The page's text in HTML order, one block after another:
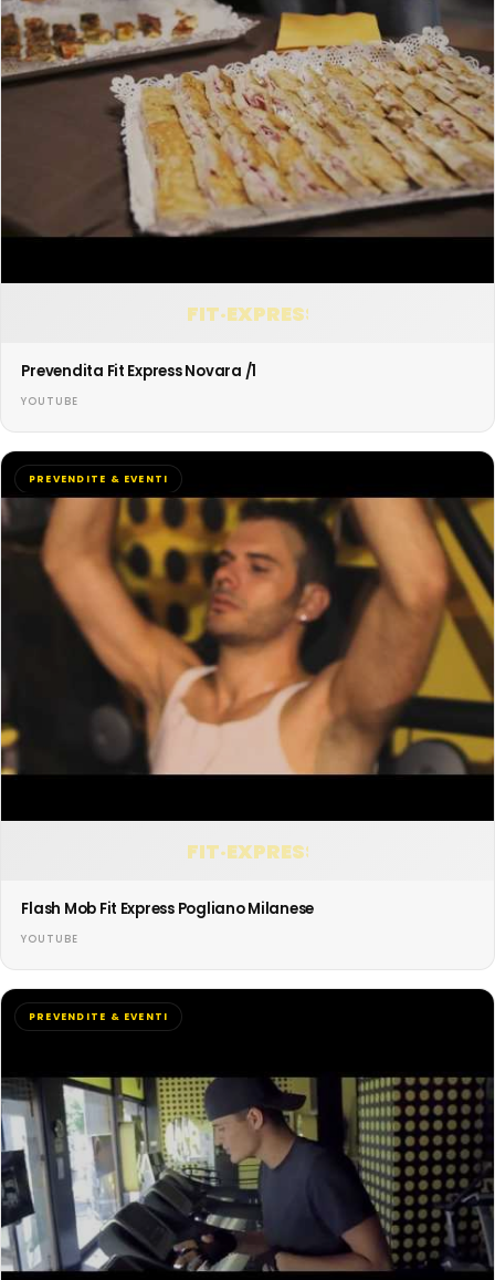
FIT·EXPRESS
Prevendita Fit Express Novara /1
YOUTUBE
FIT·EXPRESS
PREVENDITE & EVENTI
Flash Mob Fit Express Pogliano Milanese
YOUTUBE
PREVENDITE & EVENTI